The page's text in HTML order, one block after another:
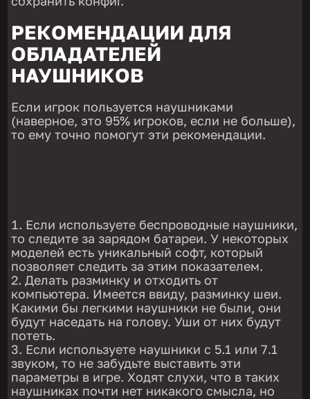
РЕКОМЕНДАЦИИ ДЛЯ
ОБЛАДАТЕЛЕЙ
НАУШНИКОВ
Если игрок пользуется наушниками
(наверное, это 95% игроков, если не больше),
то ему точно помогут эти рекомендации.
Если используете беспроводные наушники,
то следите за зарядом батареи. У некоторых
моделей есть уникальный софт, который
позволяет следить за этим показателем.
Делать разминку и отходить от
компьютера. Имеется ввиду, разминку шеи.
Какими бы легкими наушники не были, они
будут наседать на голову. Уши от них будут
потеть.
Если используете наушники с 5.1 или 7.1
звуком, то не забудьте выставить эти
параметры в игре. Ходят слухи, что в таких
наушниках почти нет никакого смысла, но